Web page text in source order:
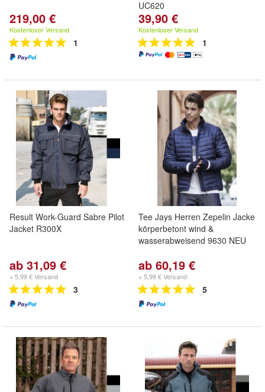
219,00 €
Kostenloser Versand
1
UC620
39,90 €
Kostenloser Versand
1
Result Work-Guard Sabre Pilot
Jacket R300X
ab 31,09 €
+ 5,99 € Versand
3
Tee Jays Herren Zepelin Jacke
körperbetont wind &
wasserabweisend 9630 NEU
ab 60,19 €
+ 5,99 € Versand
5